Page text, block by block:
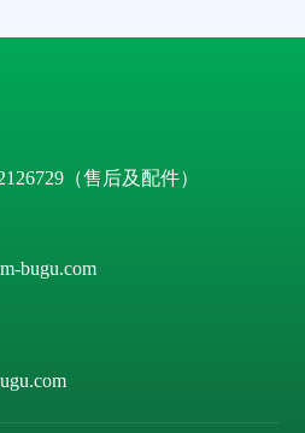
（售后及配件）
bugu.com